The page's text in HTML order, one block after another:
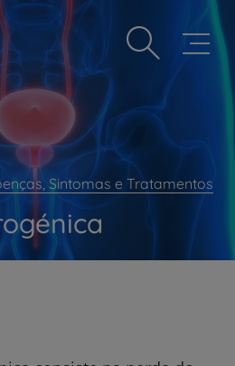
bem-estar
da Saúde
Sintomas e Tratamentos